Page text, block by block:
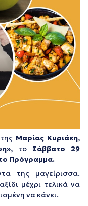
Μαρίας Κυριάκη,
το Σάββατο 29
Πρόγραμμα.
της μαγείρισσα.
μέχρι τελικά να
να κάνει.